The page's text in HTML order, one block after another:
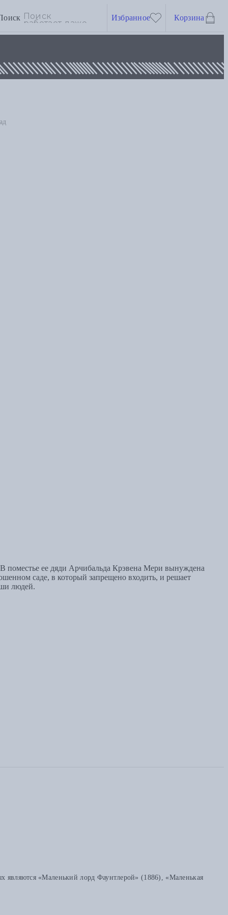
Избранное Корзина
поместье ее дяди Арчибальда Крэвена Мери вынуждена
саде, в который запрещено входить, и решает
людей.
являются «Маленький лорд Фаунтлерой» (1886), «Маленькая